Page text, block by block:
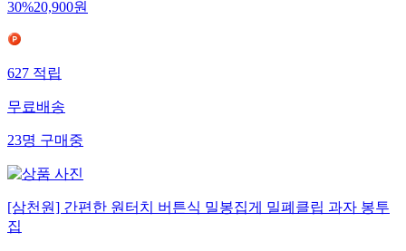
30%20,900원
627적립
무료배송
23명구매중
[삼천원] 간편한 원터치 버튼식 밀봉집게 밀폐클립 과자 봉투
집